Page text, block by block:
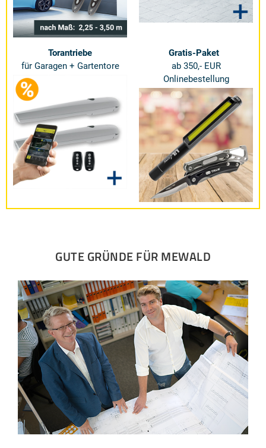
Torantriebe
für Garagen + Gartentore
Gratis-Paket
ab 350,- EUR
Onlinebestellung
GUTE GRÜNDE FÜR MEWALD